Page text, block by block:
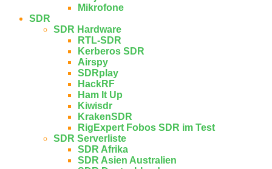
Mikrofone
SDR
SDR Hardware
RTL-SDR
Kerberos SDR
Airspy
SDRplay
HackRF
Ham It Up
Kiwisdr
KrakenSDR
RigExpert Fobos SDR im Test
SDR Serverliste
SDR Afrika
SDR Asien Australien